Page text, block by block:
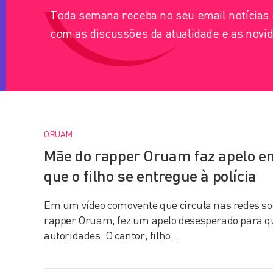
Toda semana receba no seu email
com as discussões da atualidade e as
ORUAM
Mãe do rapper Oruam faz apelo
que o filho se entregue à polícia
Em um vídeo comovente que circula nas redes
rapper Oruam, fez um apelo desesperado para
autoridades. O cantor, filho…